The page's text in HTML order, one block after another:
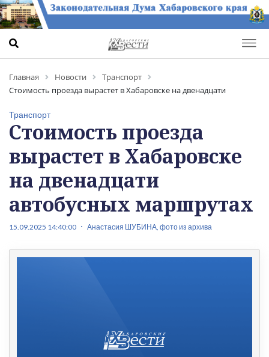
Главная Новости
Транспорт
Стоимость проезда вырастет в Хабаровске на двенадцати
Транспорт
Стоимость проезда
вырастет в Хабаровске
на двенадцати
автобусных маршрутах
15.09.2025 14:40:00 Анастасия ШУБИНА, фото из архива